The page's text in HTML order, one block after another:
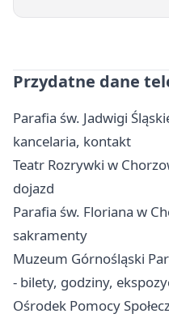
Przydatne dane
Parafia św. Jadwigi
kancelaria, kontakt
Teatr Rozrywki w
dojazd
Parafia św. Floriana w
sakramenty
Muzeum Górnośląski
- bilety, godziny,
Ośrodek Pomocy